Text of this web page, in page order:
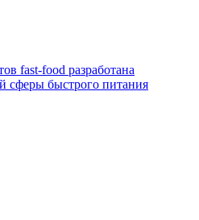
fast-food разработана
сферы быстрого питания